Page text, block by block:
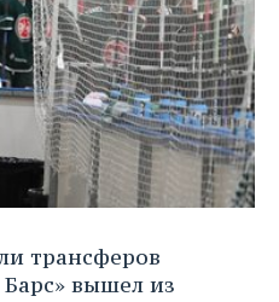
трансферов
вышел из